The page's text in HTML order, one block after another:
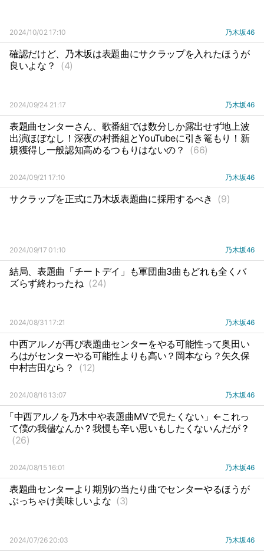
2024/10/02 17:10 乃木坂46
確認だけど、乃木坂は表題曲にサクラップを入れたほうが
良いよな？
(4)
2024/09/24 21:17 乃木坂46
表題曲センターさん、歌番組では数分しか露出せず地上波
出演ほぼなし！深夜の村番組とYouTubeに引き篭もり！新
規獲得し一般認知高めるつもりはないの？
(66)
2024/09/21 17:10 乃木坂46
サクラップを正式に乃木坂表題曲に採用するべき (9)
2024/09/17 01:10 乃木坂46
結局、表題曲「チートデイ」も軍団曲3曲もどれも全くバ
ズらず終わったね (24)
2024/08/31 17:21 乃木坂46
中西アルノが再び表題曲センターをやる可能性って奥田い
ろはがセンターやる可能性よりも高い？岡本なら？矢久保
中村吉田なら？
(12)
2024/08/16 13:07 乃木坂46
「中西アルノを乃木中や表題曲MVで見たくない」←これっ
て僕の我儘なんか？我慢も辛い思いもしたくないんだが？
(26)
2024/08/15 16:01 乃木坂46
表題曲センターより期別の当たり曲でセンターやるほうが
ぶっちゃけ美味しいよな (3)
2024/07/26 20:03 乃木坂46